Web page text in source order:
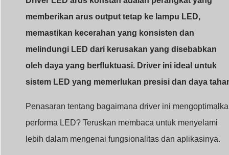
lebih dalam mengenai fungsionalitas dan aplikasinya.
Apa yang dimaksud
dengan Driver LED Arus
Konstan?
Banyak masalah pencahayaan LED yang timbul akibat
arus yang berfluktuasi. Driver LED arus konstan
mengatasi hal ini dengan memberikan arus yang stabil,